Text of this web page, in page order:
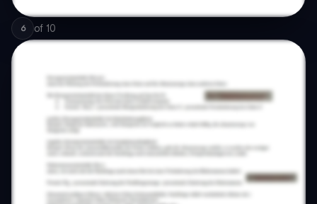
6 of 10